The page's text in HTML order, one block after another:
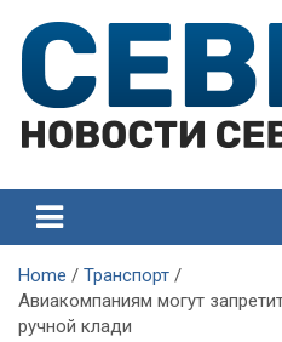
content
Севастополя
Севастополя
Home
Транспорт
Авиакомпаниям могут
ручной клади